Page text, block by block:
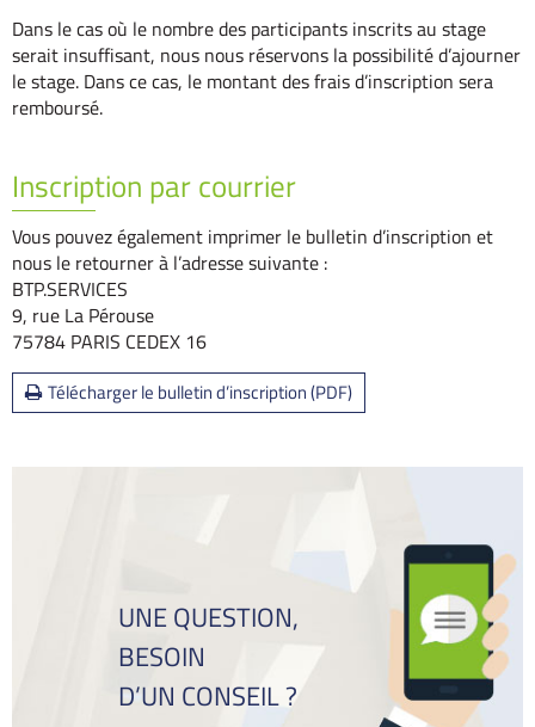
Dans le cas où le nombre des participants inscrits au stage
serait insuffisant, nous nous réservons la possibilité d’ajourner
le stage. Dans ce cas, le montant des frais d’inscription sera
remboursé.
Inscription par courrier
Vous pouvez également imprimer le bulletin d’inscription et
nous le retourner à l’adresse suivante :
BTP.SERVICES
9, rue La Pérouse
75784 PARIS CEDEX 16
Télécharger le bulletin d’inscription (PDF)
UNE QUESTION,
BESOIN
D’UN CONSEIL ?